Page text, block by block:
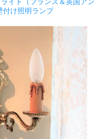
付け照明ランプ